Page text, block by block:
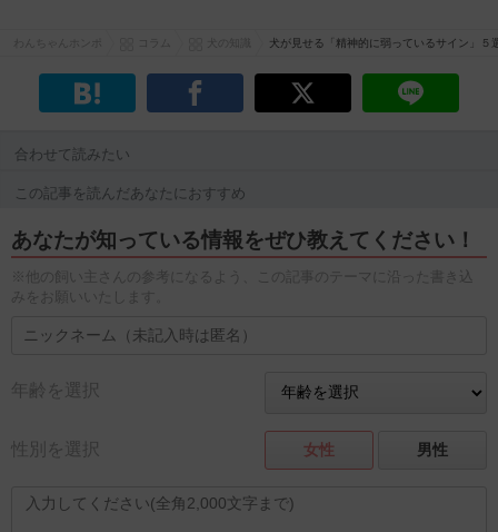
犬が見せる「精神的に弱っているサイン」
合わせて読みたい
この記事を読んだあなたにおすすめ
あなたが知っている情報をぜひ教えてください！
※他の飼い主さんの参考になるよう、この記事のテーマに沿った書き込
みをお願いいたします。
年齢を選択
性別を選択 女性 男性